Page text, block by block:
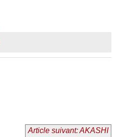
Article suivant: AKASHI